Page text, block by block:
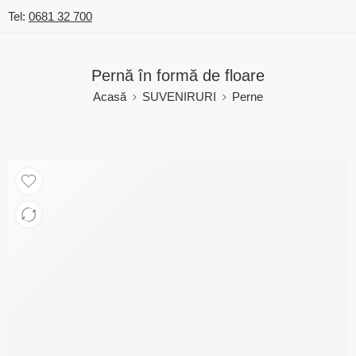
Tel: 0681 32 700
Pernă în formă de floare
Acasă SUVENIRURI Perne